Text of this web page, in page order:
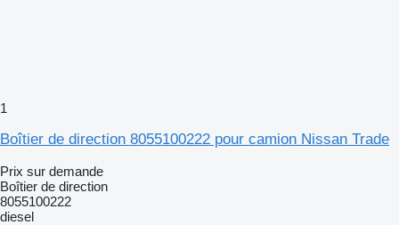
1
Boîtier de direction 8055100222 pour camion Nissan Trade
Prix sur demande
Boîtier de direction
8055100222
diesel